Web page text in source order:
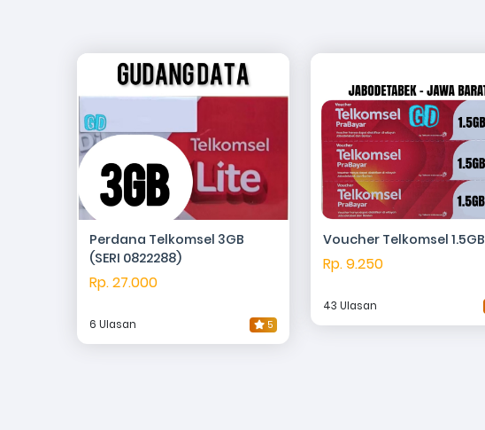
Perdana Telkomsel 3GB
(SERI 0822288)
Rp. 27.000
6 Ulasan 5
Voucher Telkomsel 1.5GB
Rp. 9.250
43 Ulasan